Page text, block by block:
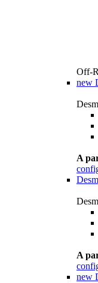
Off-
new
A
A
new